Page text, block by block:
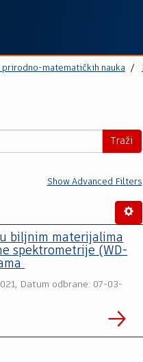
prirodno-matematičkih nauka
Traži
Show Advanced Filters
biljnim materijalima
spektrometrije (WD-
Datum odbrane: 07-03-